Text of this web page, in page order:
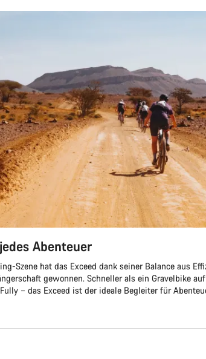
Abenteuer
Szene hat das Exceed dank seiner Balance aus
gewonnen. Schneller als ein Gravelbike
– das Exceed ist der ideale Begleiter für
Unsere Experten